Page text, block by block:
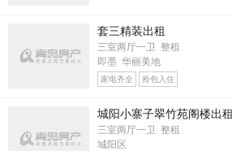
套三精装出租
三室两厅一卫 整租
即墨 华丽美地
家电齐全 拎包入住
城阳小寨子翠竹苑阁楼出租
三室两厅一卫 整租
城阳区